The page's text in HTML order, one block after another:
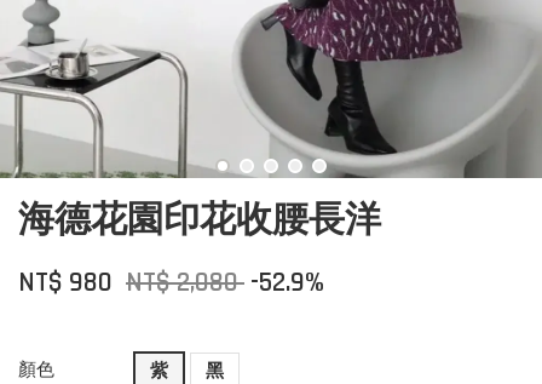
海德花園印花收腰長洋
NT$ 980 NT$ 2,080 -52.9%
顏色 紫 黑